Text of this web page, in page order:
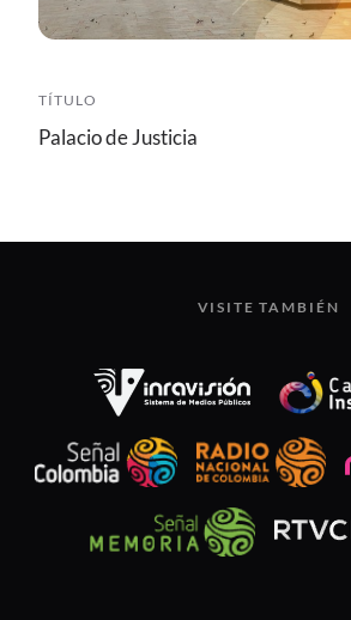
TÍTULO
Palacio de Justicia
VISITE TAMBIÉN